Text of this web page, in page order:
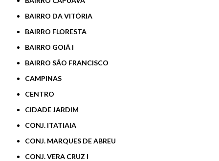
BAIRRO DA VITÓRIA
BAIRRO FLORESTA
BAIRRO GOIÁ I
BAIRRO SÃO FRANCISCO
CAMPINAS
CENTRO
CIDADE JARDIM
CONJ. ITATIAIA
CONJ. MARQUES DE ABREU
CONJ. VERA CRUZ I